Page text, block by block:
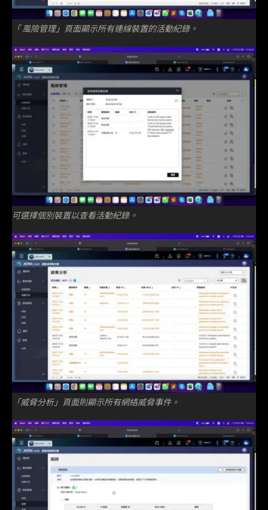
「 風險管理」頁面顯示所有連線裝置的活動紀錄。
可選擇個別裝置以查看活動紀錄。
「威脅分析」頁面則顯示所有網絡威脅事件。